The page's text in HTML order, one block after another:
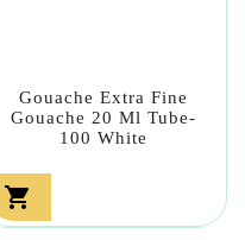
Gouache Extra Fine
Gouache 20 Ml Tube-
100 White
